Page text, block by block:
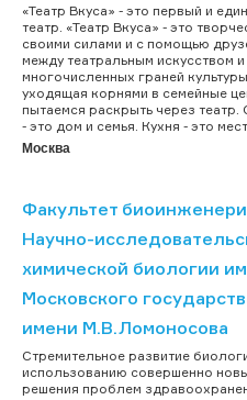
«Театр Вкуса» - это первый и
театр. «Театр Вкуса» - это
своими силами и с помощью
между театральным искусством
многочисленных граней
уходящая корнями в семейные
пытаемся раскрыть через
- это дом и семья. Кухня - это
Москва
Факультет
Научно-
химической биологии
Московского
имени М.В.Ломоносова
Стремительное развитие
использованию совершенно
решения проблем